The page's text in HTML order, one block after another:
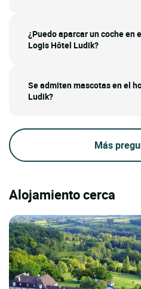
¿Puedo aparcar un coche en
Logis Hôtel Ludik?
Se admiten mascotas en el
Ludik?
Más
Alojamiento cerca